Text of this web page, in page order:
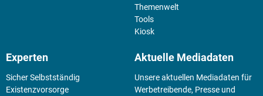
Themenwelt
Tools
Kiosk
Experten
Sicher Selbstständig
Existenz­vorsorge
Aktuelle Mediadaten
Unsere aktuellen Mediadaten für
Werbetreibende, Presse und